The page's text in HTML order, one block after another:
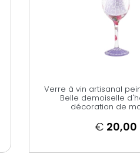
Verre à vin artisanal
Belle demoiselle
décoration de
€ 20,00